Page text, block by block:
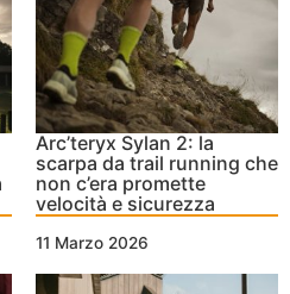
Arc’teryx Sylan 2: la
scarpa da trail running che
non c’era promette
velocità e sicurezza
11 Marzo 2026